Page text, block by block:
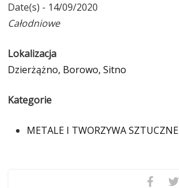
Date(s) - 14/09/2020
Całodniowe
Lokalizacja
Dzierżążno, Borowo, Sitno
Kategorie
METALE I TWORZYWA SZTUCZNE